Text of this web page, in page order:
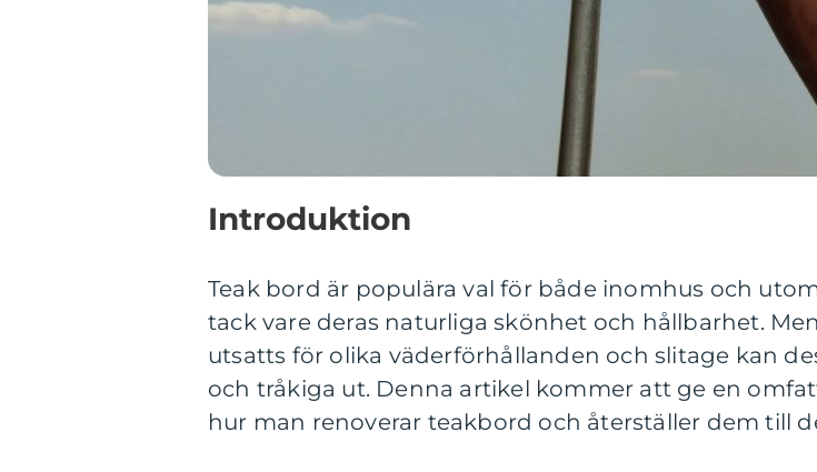
Introduktion
Teak bord är populära val för både inomhus och
tack vare deras naturliga skönhet och hållbarhet.
utsatts för olika väderförhållanden och slitage kan
och tråkiga ut. Denna artikel kommer att ge en
hur man renoverar teakbord och återställer dem till